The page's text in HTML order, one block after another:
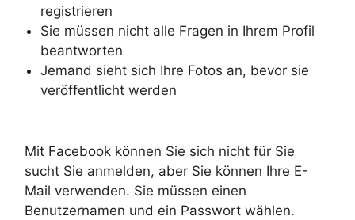
registrieren
Sie müssen nicht alle Fragen in Ihrem Profil
beantworten
Jemand sieht sich Ihre Fotos an, bevor sie
veröffentlicht werden
Mit Facebook können Sie sich nicht für Sie
sucht Sie anmelden, aber Sie können Ihre E-
Mail verwenden. Sie müssen einen
Benutzernamen und ein Passwort wählen.